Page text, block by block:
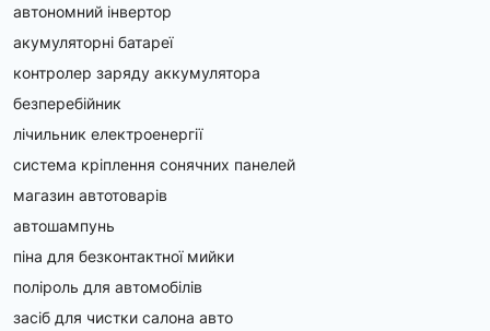
автономний інвертор
акумуляторні батареї
контролер заряду аккумулятора
безперебійник
лічильник електроенергії
система кріплення сонячних панелей
магазин автотоварів
автошампунь
піна для безконтактної мийки
поліроль для автомобілів
засіб для чистки салона авто